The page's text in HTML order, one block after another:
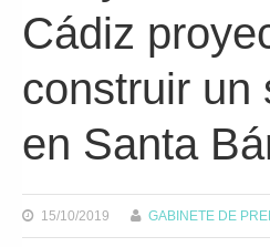
Cádiz
construir un
en Santa
15/10/2019 GABINETE DE